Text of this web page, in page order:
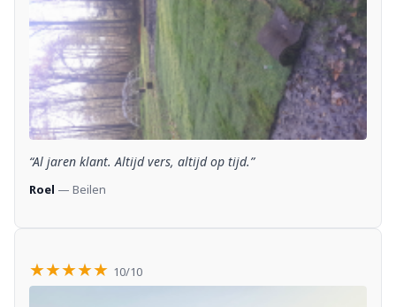
“Al jaren klant. Altijd vers, altijd op tijd.”
Roel — Beilen
★★★★★ 10/10